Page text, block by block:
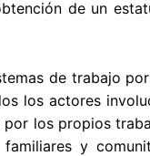
de un
de trabajo
los actores
los propios
y